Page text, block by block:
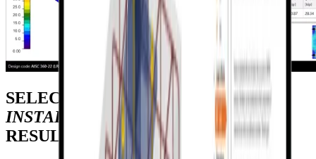
SELECCIONE EL
TIPO DE
INSTALACIÓNPARA OBTENER
RESULTADOS PRECISOS